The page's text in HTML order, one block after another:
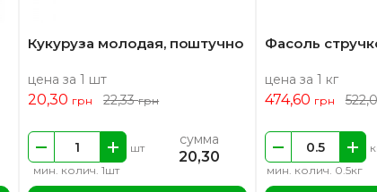
Кукуруза молодая, поштучно
цена за 1 шт
20,30 грн 22,33грн
мин. колич. 1шт
шт сумма
20,30
Фасоль
цена за 1 кг
474,60 грн
мин. колич. 0.5кг